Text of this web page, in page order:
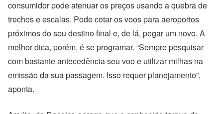
consumidor pode atenuar os preços usando a quebra de
trechos e escalas. Pode cotar os voos para aeroportos
próximos do seu destino final e, de lá, pegar um novo. A
melhor dica, porém, é se programar. “Sempre pesquisar
com bastante antecedência seu voo e utilizar milhas na
emissão da sua passagem. Isso requer planejamento”,
aponta.